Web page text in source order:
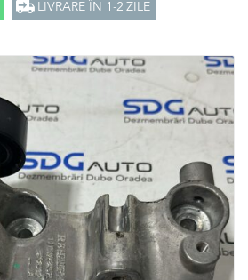
LIVRARE ÎN 1-2 ZILE